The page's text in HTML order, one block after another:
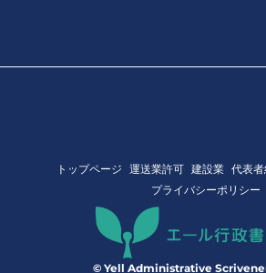
トップページ 運送業許可 建設業 代表
プライバシーポリシー
© Yell Administrative